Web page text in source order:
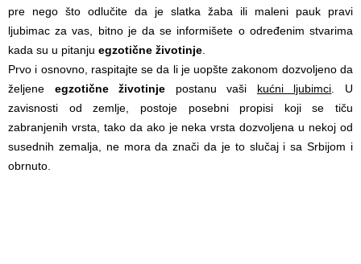
pre nego što odlučite da je slatka žaba ili maleni pauk pravi
ljubimac za vas, bitno je da se informišete o određenim stvarima
kada su u pitanju egzotične životinje
Prvo i osnovno, raspitajte se da li je uopšte zakonom dozvoljeno da
željene egzotične životinje postanu vaši kućni ljubimci . U
zavisnosti od zemlje, postoje posebni propisi koji se tiču
zabranjenih vrsta, tako da ako je neka vrsta dozvoljena u nekoj od
susednih zemalja, ne mora da znači da je to slučaj i sa Srbijom i
obrnuto.